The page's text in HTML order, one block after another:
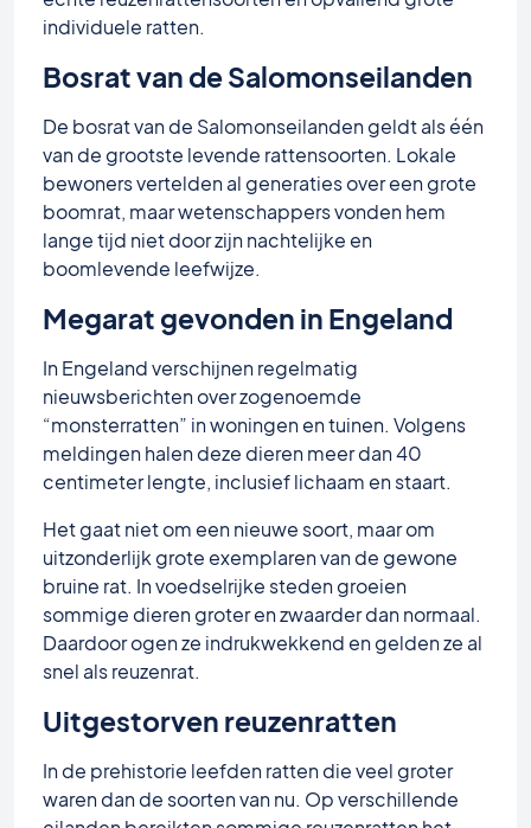
individuele ratten.
Bosrat van de Salomonseilanden
De bosrat van de Salomonseilanden geldt als één
van de grootste levende rattensoorten. Lokale
bewoners vertelden al generaties over een grote
boomrat, maar wetenschappers vonden hem
lange tijd niet door zijn nachtelijke en
boomlevende leefwijze.
Megarat gevonden in Engeland
In Engeland verschijnen regelmatig
nieuwsberichten over zogenoemde
“monsterratten” in woningen en tuinen. Volgens
meldingen halen deze dieren meer dan 40
centimeter lengte, inclusief lichaam en staart.
Het gaat niet om een nieuwe soort, maar om
uitzonderlijk grote exemplaren van de gewone
bruine rat. In voedselrijke steden groeien
sommige dieren groter en zwaarder dan normaal.
Daardoor ogen ze indrukwekkend en gelden ze al
snel als reuzenrat.
Uitgestorven reuzenratten
In de prehistorie leefden ratten die veel groter
waren dan de soorten van nu. Op verschillende